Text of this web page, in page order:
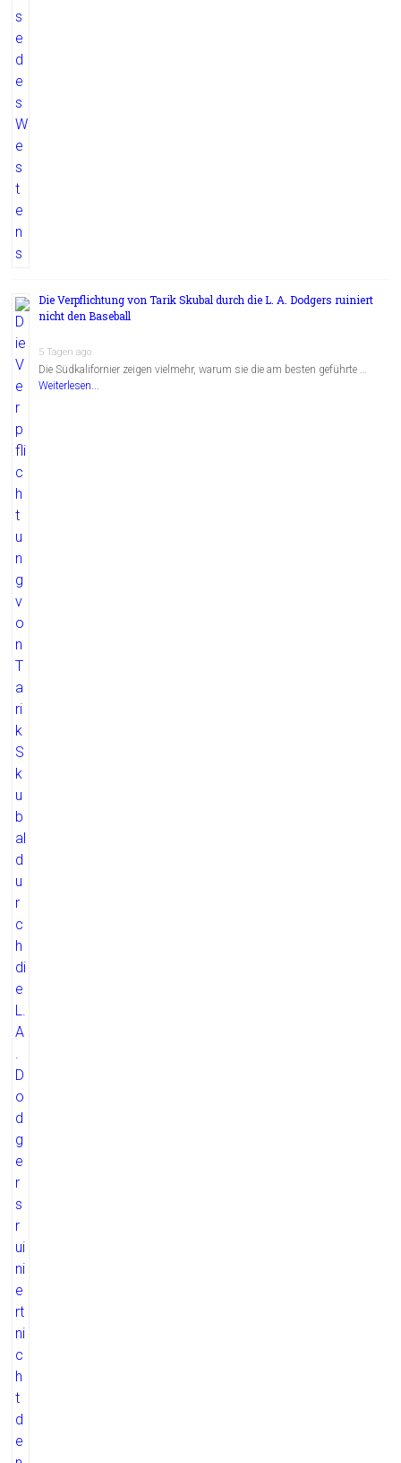
Die Verpflichtung von Tarik Skubal durch die L. A. Dodgers ruiniert
nicht den Baseball
5 Tagen ago
Die Südkalifornier zeigen vielmehr, warum sie die am besten geführte …
Weiterlesen...